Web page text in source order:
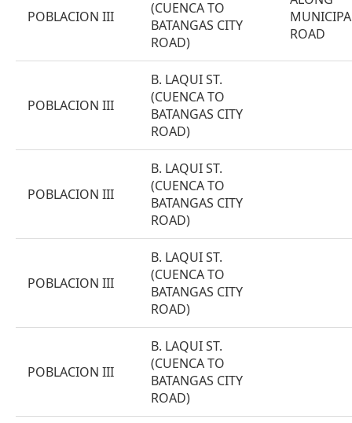
POBLACION III
(CUENCA TO
BATANGAS CITY
ROAD)
ROAD
POBLACION III
B. LAQUI ST.
(CUENCA TO
BATANGAS CITY
ROAD)
POBLACION III
B. LAQUI ST.
(CUENCA TO
BATANGAS CITY
ROAD)
POBLACION III
B. LAQUI ST.
(CUENCA TO
BATANGAS CITY
ROAD)
POBLACION III
B. LAQUI ST.
(CUENCA TO
BATANGAS CITY
ROAD)